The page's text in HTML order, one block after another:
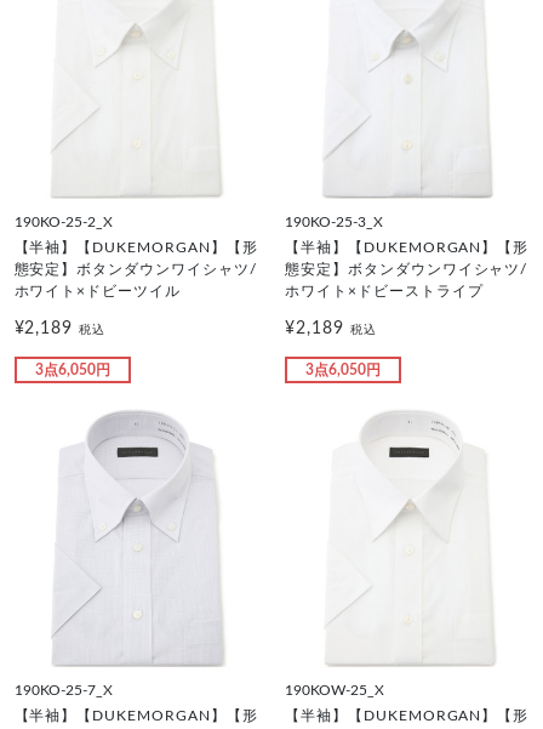
190KO-25-2_X
【半袖】【DUKEMORGAN】【形
態安定】ボタンダウンワイシャツ/
ホワイト×ドビーツイル
¥2,189税込
3点6,050円
190KO-25-3_X
【半袖】【DUKEMORGAN】【形
態安定】ボタンダウンワイシャツ/
ホワイト×ドビーストライプ
¥2,189 税込
3点6,050円
190KO-25-7_X
【半袖】【DUKEMORGAN】【形
190KOW-25_X
【半袖】【DUKEMORGAN】【形